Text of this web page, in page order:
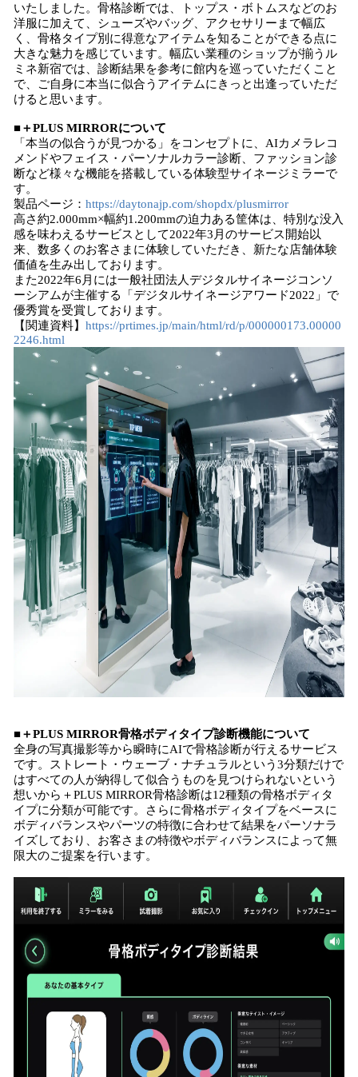
いたしました。骨格診断では、トップス・ボトムスなどのお
洋服に加えて、シューズやバッグ、アクセサリーまで幅広
く、骨格タイプ別に得意なアイテムを知ることができる点に
大きな魅力を感じています。幅広い業種のショップが揃うル
ミネ新宿では、診断結果を参考に館内を巡っていただくこと
で、ご自身に本当に似合うアイテムにきっと出逢っていただ
けると思います。
■＋PLUS MIRRORについて
「本当の似合うが見つかる」をコンセプトに、AIカメラレコ
メンドやフェイス・パーソナルカラー診断、ファッション診
断など様々な機能を搭載している体験型サイネージミラーで
す。
製品ページ： https://daytonajp.com/shopdx/plusmirror
高さ約2.000mm×幅約1.200mmの迫力ある筐体は、特別な没入
感を味わえるサービスとして2022年3月のサービス開始以
来、数多くのお客さまに体験していただき、新たな店舗体験
価値を生み出しております。
また2022年6月には一般社団法人デジタルサイネージコンソ
ーシアムが主催する「デジタルサイネージアワード2022」で
優秀賞を受賞しております。
【関連資料】 https://prtimes.jp/main/html/rd/p/000000173.00000
2246.html
■＋PLUS MIRROR骨格ボディタイプ診断機能について
全身の写真撮影等から瞬時にAIで骨格診断が行えるサービス
です。ストレート・ウェーブ・ナチュラルという3分類だけで
はすべての人が納得して似合うものを見つけられないという
想いから＋PLUS MIRROR骨格診断は12種類の骨格ボディタ
イプに分類が可能です。さらに骨格ボディタイプをベースに
ボディバランスやパーツの特徴に合わせて結果をパーソナラ
イズしており、お客さまの特徴やボディバランスによって無
限大のご提案を行います。